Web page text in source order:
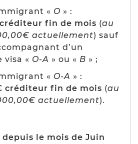
« O » :
fin de mois (au
actuellement) sauf
d’un
visa « O-A » ou « B » ;
« O-A » :
créditeur fin de mois (au
actuellement).
depuis le mois de Juin